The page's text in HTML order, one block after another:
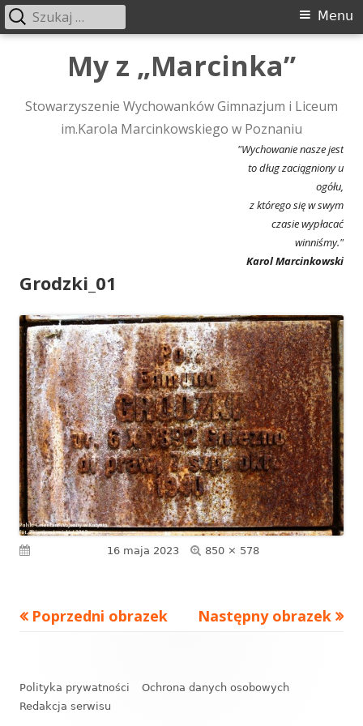
My z „Marcinka”
Stowarzyszenie Wychowanków Gimnazjum i Liceum
im.Karola Marcinkowskiego w Poznaniu
"Wychowanie nasze jest
to dług zaciągniony u
ogółu,
z którego się w swym
czasie wypłacać
winniśmy."
Karol Marcinkowski
Menu
główne
Menu
Szukaj:
Grodzki_01
16 maja 2023
Pełny
850 × 578
Poprzedni obrazek Następny obrazek
stopki
Polityka prywatności
Ochrona danych osobowych
Redakcja serwisu